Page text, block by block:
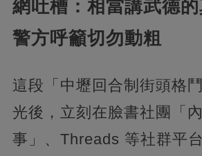
網吐槽：相當講武德
警方呼籲切勿動粗
這段「中壢回合制街頭格
光後，立刻在臉書社團「
事」、Threads 等社群平